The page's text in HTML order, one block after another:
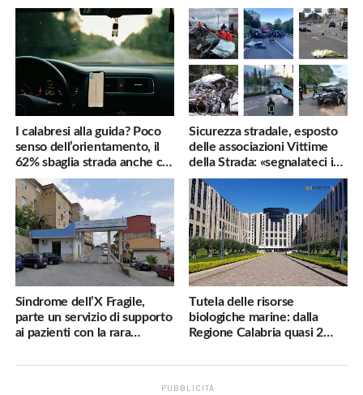
famiglie penalizzate
utili
I calabresi alla guida? Poco
senso dell’orientamento, il
62% sbaglia strada anche col
navigatore
Sicurezza stradale, esposto
delle associazioni Vittime
della Strada: «segnalateci i
pericoli, interverremo
subito»
Sindrome dell’X Fragile,
parte un servizio di supporto
ai pazienti con la rara
Tutela delle risorse
biologiche marine: dalla
Regione Calabria quasi 2
PUBBLICITÀ